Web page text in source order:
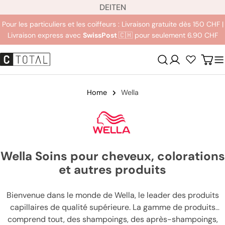
contenu
a
n
g
u
e
DE EN
IT
Pour les particuliers et les coiffeurs : Livraison gratuite dès 150 CHF |
Livraison express avec SwissPost🇨🇭 pour seulement 6.90 CHF
Se
connecter
Home Wella
Wella Soins pour cheveux, colorations
et autres produits
Bienvenue dans le monde de Wella, le leader des produits
capillaires de qualité supérieure. La gamme de produits
comprend tout, des shampoings, des après-shampoings,